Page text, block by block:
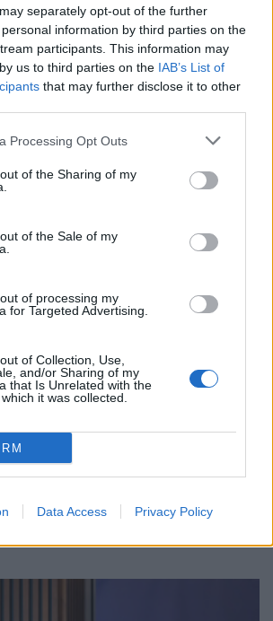
separately opt-out of the further
information by third parties on the
participants. This information may
us to third parties on the IAB’s List of
that may further disclose it to other
Processing Opt Outs
of the Sharing of my
of the Sale of my
of processing my
for Targeted Advertising.
of Collection, Use,
and/or Sharing of my
that Is Unrelated with the
it was collected.
Data Access Privacy Policy
ανατολική Θεσσαλονίκη
διεθνών εξελίξεων υψηλής